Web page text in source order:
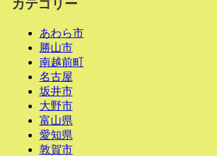
カテゴリー
あわら市
勝山市
南越前町
名古屋
坂井市
大野市
富山県
愛知県
敦賀市